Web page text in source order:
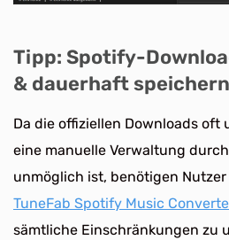
Tipp: Spotify-
& dauerhaft speichern
Da die offiziellen Downloads
eine manuelle Verwaltung
unmöglich ist, benötigen
TuneFab Spotify Music
sämtliche Einschränkungen zu